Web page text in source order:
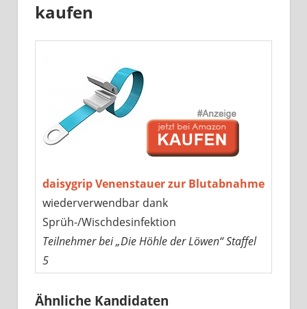
kaufen
daisygrip Venenstauer zur Blutabnahme
wiederverwendbar dank
Sprüh-/Wischdesinfektion
Teilnehmer bei „Die Höhle der Löwen“ Staffel
5
Ähnliche Kandidaten